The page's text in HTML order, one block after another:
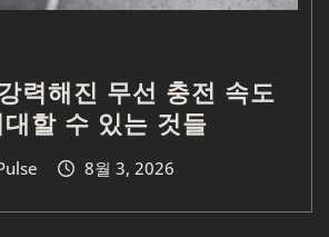
력해진 무선 충전 속도
할 수 있는 것들
8월 3, 2026